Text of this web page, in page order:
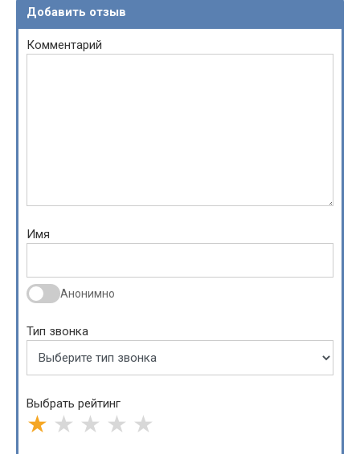
Добавить отзыв
Комментарий
Имя
Анонимно
Тип звонка
Выбрать рейтинг
★ ★ ★ ★ ★